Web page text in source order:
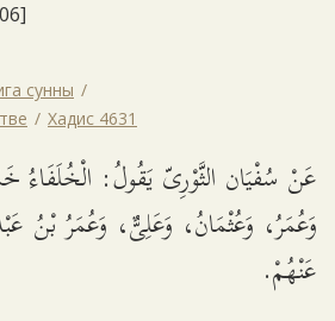
сунны
Хадис 4631
عَنْ سُفْيَان الثَّوْرِىّ يَقُولُ: الْخُلَفَاءُ
وَعُمَرُ، وَعُثْمَانُ، وَعَلِىٌّ، وَعُمَرُ بْنُ
عَنْهُمْ.